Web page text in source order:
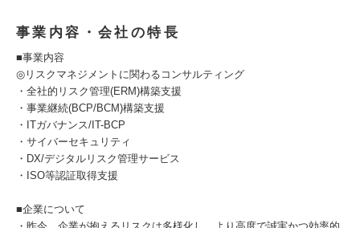
事業内容・会社の特長
■事業内容
◎リスクマネジメントに関わるコンサルティング
・全社的リスク管理(ERM)構築支援
・事業継続(BCP/BCM)構築支援
・ITガバナンス/IT-BCP
・サイバーセキュリティ
・DX/デジタルリスク管理サービス
・ISO等認証取得支援
■企業について